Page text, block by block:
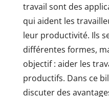
travail sont des
qui aident les
leur productivité. Ils
différentes formes,
objectif : aider les
productifs. Dans ce
discuter des